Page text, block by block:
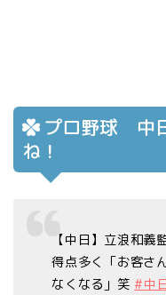
プロ野球 中
ね！
【中日】立浪和
得点多く「お客さ
なくなる」笑 #中